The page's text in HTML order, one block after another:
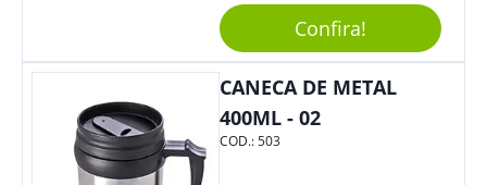
Formato De Carro É Ideal!
Elaborado Com Metal,
Material Resistente E Durável,
O Item Conta Também Com
Confira!
CANECA DE METAL
400ML - 02
COD.:503